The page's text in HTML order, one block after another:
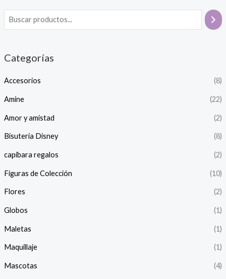
Categorías
Accesorios (8)
Amine (22)
Amor y amistad (2)
Bisutería Disney (8)
capibara regalos (2)
Figuras de Colección (10)
Flores (2)
Globos (1)
Maletas (1)
Maquillaje (1)
Mascotas (4)